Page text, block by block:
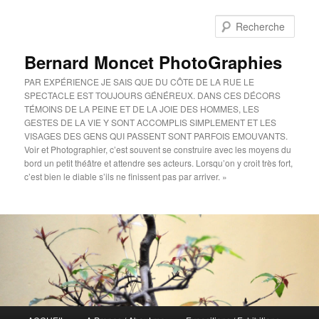
Bernard Moncet PhotoGraphies
PAR EXPÉRIENCE JE SAIS QUE DU CÔTE DE LA RUE LE
SPECTACLE EST TOUJOURS GÉNÉREUX. DANS CES DÉCORS
TÉMOINS DE LA PEINE ET DE LA JOIE DES HOMMES, LES
GESTES DE LA VIE Y SONT ACCOMPLIS SIMPLEMENT ET LES
VISAGES DES GENS QUI PASSENT SONT PARFOIS EMOUVANTS.
Voir et Photographier, c’est souvent se construire avec les moyens du
bord un petit théâtre et attendre ses acteurs. Lorsqu’on y croit très fort,
c’est bien le diable s’ils ne finissent pas par arriver. »